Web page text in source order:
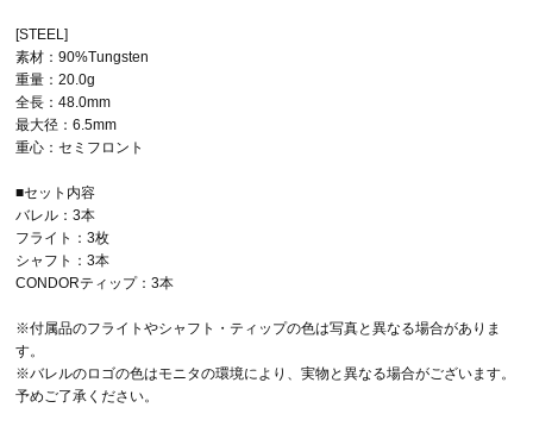
[STEEL]
素材：90%Tungsten
重量：20.0g
全長：48.0mm
最大径：6.5mm
重心：セミフロント
■セット内容
バレル：3本
フライト：3枚
シャフト：3本
CONDORティップ：3本
※付属品のフライトやシャフト・ティップの色は写真と異なる場合がありま
す。
※バレルのロゴの色はモニタの環境により、実物と異なる場合がございます。
予めご了承ください。